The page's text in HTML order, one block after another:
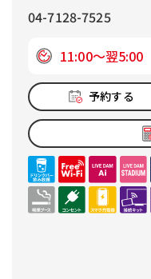
04-7128-7525
11:00～翌5:00
予約する